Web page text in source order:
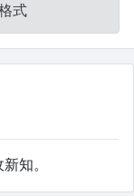
式
知。